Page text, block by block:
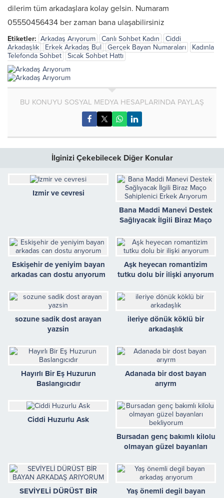
dilerim tüm arkadaşlara kolay gelsin. Numaram
05550456434 ber zaman bana ulaşabilirsiniz
Etiketler: Arkadaş Arıyorum Canlı Sohbet Kadın
Ciddi
Arkadaşlık
Erkek Arkadaş Bul Gerçek Bayan Numaraları
Kadınla
Telefonda Sohbet
Sıcak Sohbet Hattı
BU KONUYU SOSYAL MEDYA HESAPLARINDA PAYLAŞ
İlginizi Çekebilecek Diğer Konular
Izmir ve cevresi
Bana Maddi Manevi Destek
Sağlıyacak İlgili Biraz Maço
Eskişehir de yeniyim bayan
arkadas can dostu arıyorum
Aşk heyecan romantizim
tutku dolu bir ilişki arıyorum
sozune sadik dost arayan
yazsin
ileriye dönük köklü bir
arkadaşlık
Hayırlı Bir Eş Huzurun
Baslangıcıdır
Adanada bir dost bayan
arıyrm
Ciddi Huzurlu Ask
Bursadan genç bakımlı kilolu
olmayan güzel bayanları
SEVİYELİ DÜRÜST BİR
Yaş önemli degil bayan